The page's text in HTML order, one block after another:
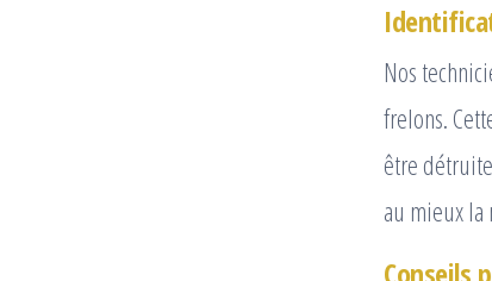
Nos
frelons.
être
au mieux la